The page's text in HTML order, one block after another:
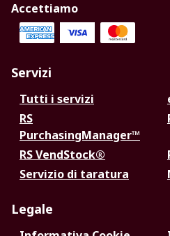
Accettiamo
Servizi
Tutti i servizi
RS
PurchasingManager™
RS VendStock®
Servizio di taratura
Legale